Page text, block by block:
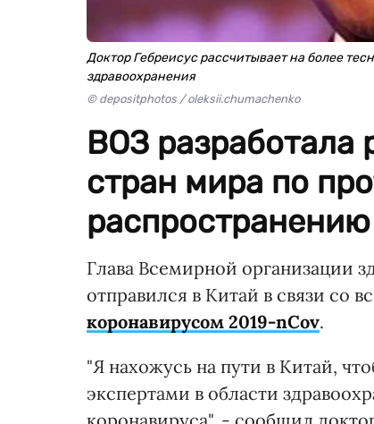
Доктор Гебреисус рассчитывает на более
здравоохранения
© depositphotos / oleksii.chumachenko
ВОЗ разработала
стран мира по
Глава Всемирной организации
отправился в Китай в связи со
коронавирусом 2019-nCov.
"Я нахожусь на пути в Китай,
экспертами в области